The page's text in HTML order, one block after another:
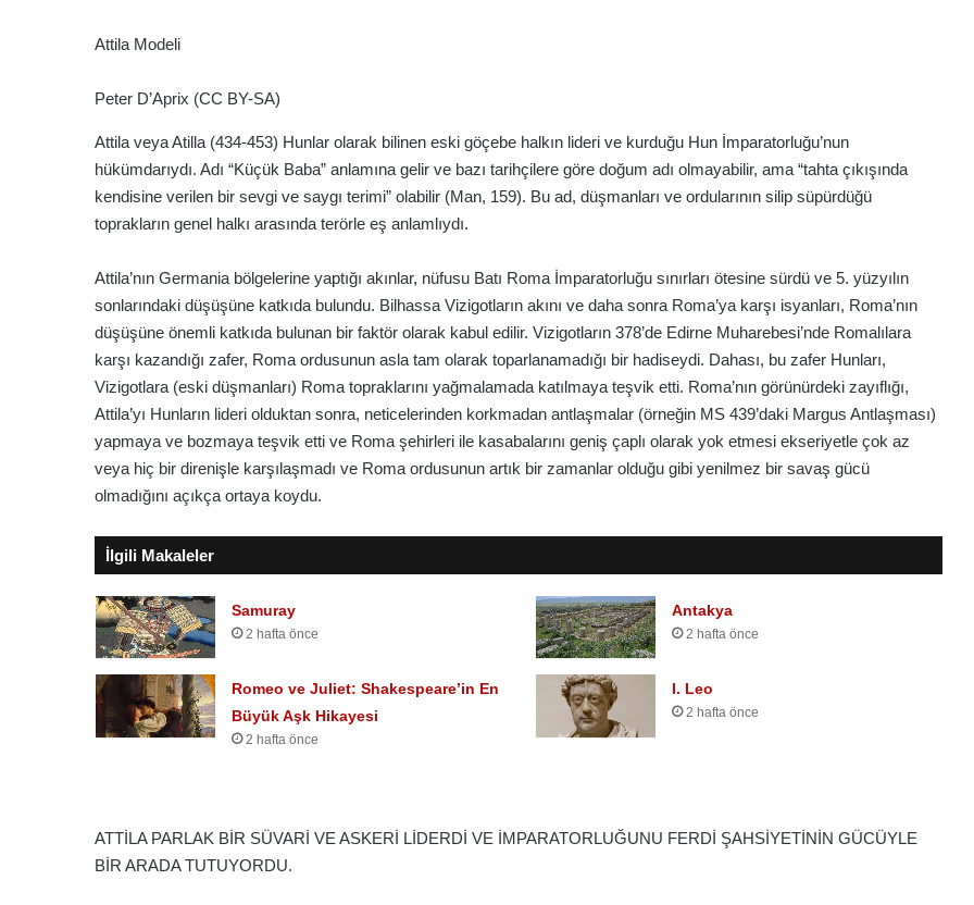
Attila Modeli
Peter D’Aprix (CC BY-SA)
Attila veya Atilla (434-453) Hunlar olarak bilinen eski göçebe halkın lideri ve kurduğu Hun İmparatorluğu’nun
hükümdarıydı. Adı “Küçük Baba” anlamına gelir ve bazı tarihçilere göre doğum adı olmayabilir, ama “tahta çıkışında
kendisine verilen bir sevgi ve saygı terimi” olabilir (Man, 159). Bu ad, düşmanları ve ordularının silip süpürdüğü
toprakların genel halkı arasında terörle eş anlamlıydı.
Attila’nın Germania bölgelerine yaptığı akınlar, nüfusu Batı Roma İmparatorluğu sınırları ötesine sürdü ve 5. yüzyılın
sonlarındaki düşüşüne katkıda bulundu. Bilhassa Vizigotların akını ve daha sonra Roma’ya karşı isyanları, Roma’nın
düşüşüne önemli katkıda bulunan bir faktör olarak kabul edilir. Vizigotların 378’de Edirne Muharebesi’nde Romalılara
karşı kazandığı zafer, Roma ordusunun asla tam olarak toparlanamadığı bir hadiseydi. Dahası, bu zafer Hunları,
Vizigotlara (eski düşmanları) Roma topraklarını yağmalamada katılmaya teşvik etti. Roma’nın görünürdeki zayıflığı,
Attila’yı Hunların lideri olduktan sonra, neticelerinden korkmadan antlaşmalar (örneğin MS 439’daki Margus Antlaşması)
yapmaya ve bozmaya teşvik etti ve Roma şehirleri ile kasabalarını geniş çaplı olarak yok etmesi ekseriyetle çok az
veya hiç bir direnişle karşılaşmadı ve Roma ordusunun artık bir zamanlar olduğu gibi yenilmez bir savaş gücü
olmadığını açıkça ortaya koydu.
İlgili Makaleler
Samuray
2 hafta önce
Antakya
2 hafta önce
Romeo ve Juliet: Shakespeare’in En
Büyük Aşk Hikayesi
2 hafta önce
I. Leo
2 hafta önce
ATTİLA PARLAK BİR SÜVARİ VE ASKERİ LİDERDİ VE İMPARATORLUĞUNU FERDİ ŞAHSİYETİNİN GÜCÜYLE
BİR ARADA TUTUYORDU.
A
t
a
y
a
S
e
l
a
n
i